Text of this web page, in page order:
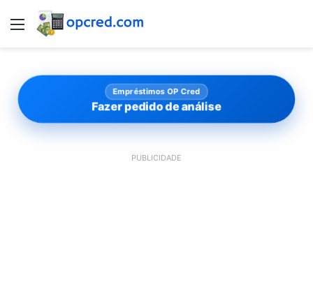
Menu
Empréstimos OP Cred
Fazer pedido de análise
PUBLICIDADE